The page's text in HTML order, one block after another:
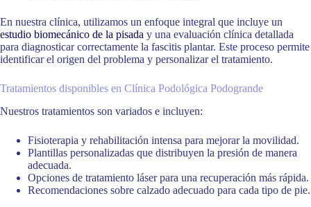
En nuestra clínica, utilizamos un enfoque integral que incluye un
estudio biomecánico de la pisada y una evaluación clínica detallada
para diagnosticar correctamente la fascitis plantar. Este proceso permite
identificar el origen del problema y personalizar el tratamiento.
Tratamientos disponibles en Clínica Podológica Podogrande
Nuestros tratamientos son variados e incluyen:
Fisioterapia y rehabilitación intensa para mejorar la movilidad.
Plantillas personalizadas que distribuyen la presión de manera
adecuada.
Opciones de tratamiento láser para una recuperación más rápida.
Recomendaciones sobre calzado adecuado para cada tipo de pie.